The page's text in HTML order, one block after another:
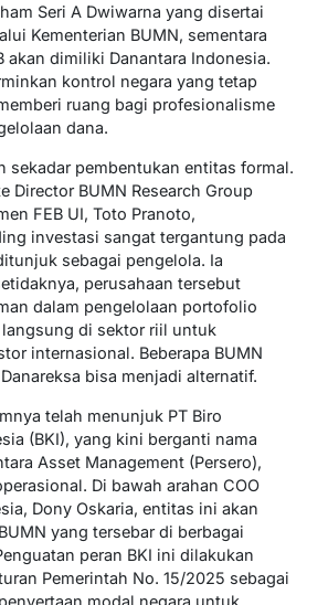
Seri A Dwiwarna yang disertai
Kementerian BUMN, sementara
akan dimiliki Danantara Indonesia.
kontrol negara yang tetap
ruang bagi profesionalisme
dana.
sekadar pembentukan entitas formal.
Director BUMN Research Group
FEB UI, Toto Pranoto,
investasi sangat tergantung pada
sebagai pengelola. Ia
perusahaan tersebut
dalam pengelolaan portofolio
di sektor riil untuk
internasional. Beberapa BUMN
bisa menjadi alternatif.
telah menunjuk PT Biro
(BKI), yang kini berganti nama
Asset Management (Persero),
Di bawah arahan COO
Dony Oskaria, entitas ini akan
yang tersebar di berbagai
peran BKI ini dilakukan
Pemerintah No. 15/2025 sebagai